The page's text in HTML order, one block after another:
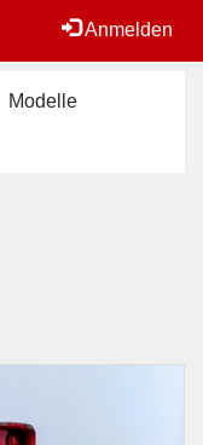
Anmelden
Modelle